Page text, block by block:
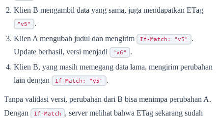
Klien B mengambil data yang sama, juga mendapatkan ETag
"v5"
.
Klien A mengubah judul dan mengirim
If-Match: "v5"
.
Update berhasil, versi menjadi
"v6"
.
Klien B, yang masih memegang data lama, mengirim perubahan
lain dengan
If-Match: "v5" .
Tanpa validasi versi, perubahan dari B bisa menimpa perubahan A.
Dengan
If-Match , server melihat bahwa ETag sekarang sudah